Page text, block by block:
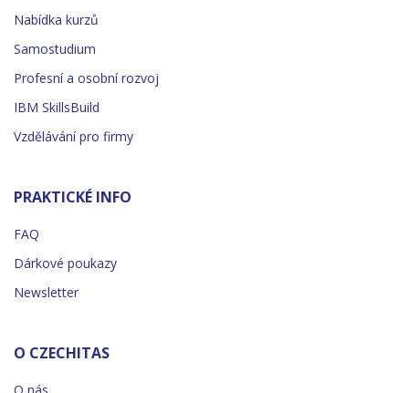
Nabídka kurzů
Samostudium
Profesní a osobní rozvoj
IBM SkillsBuild
Vzdělávání pro firmy
PRAKTICKÉ INFO
FAQ
Dárkové poukazy
Newsletter
O CZECHITAS